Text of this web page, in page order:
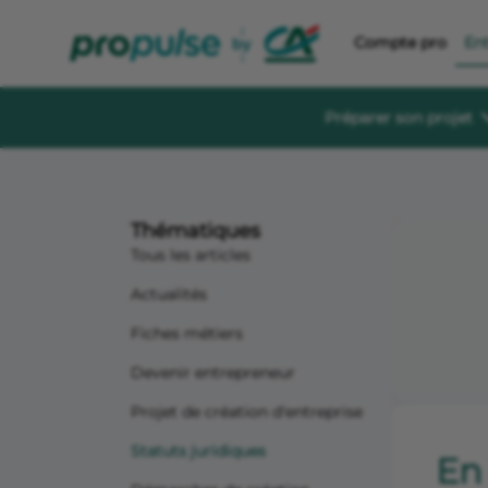
Compte pro
Préparer son projet
Le Crédit
création
Un espace
Thématiques
Tous les articles
Actualités
Fiches métiers
Devenir entrepreneur
Projet de création d'entreprise
Statuts juridiques